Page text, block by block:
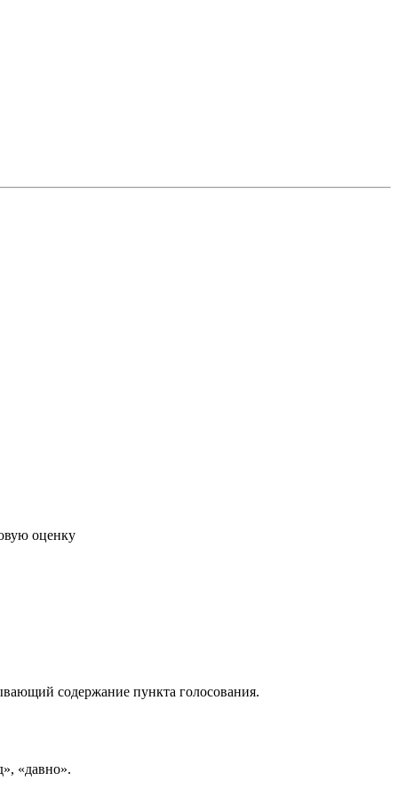
оценку
содержание пункта голосования.
«давно».